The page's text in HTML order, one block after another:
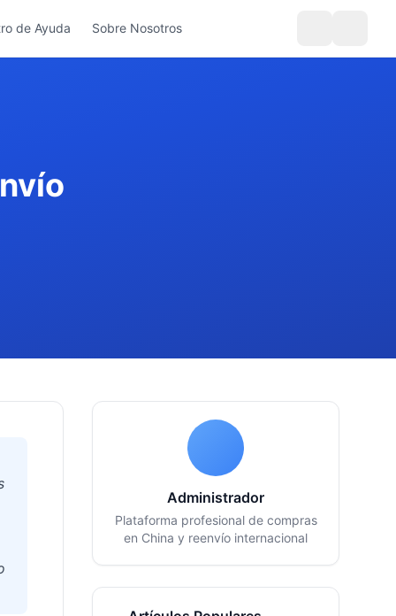
de Ayuda Sobre Nosotros
Administrador
Plataforma profesional de compras
en China y reenvío internacional